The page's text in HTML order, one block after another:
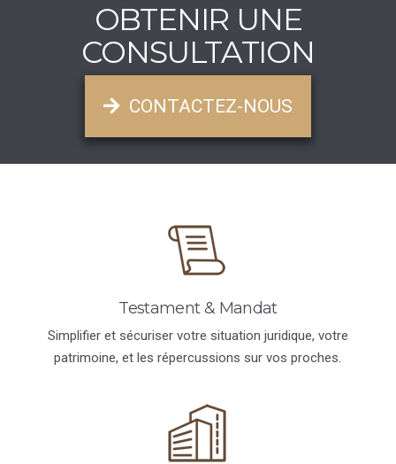
OBTENIR UNE
CONSULTATION
CONTACTEZ-NOUS
Testament & Mandat
Simplifier et sécuriser votre situation juridique, votre
patrimoine, et les répercussions sur vos proches.